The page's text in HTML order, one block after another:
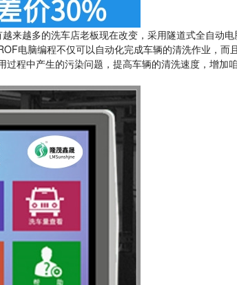
来越多的洗车店老板现在改变，采用隧道式全自动
电脑编程不仅可以自动化完成车辆的清洗作业，而
程中产生的污染问题，提高车辆的清洗速度，增加